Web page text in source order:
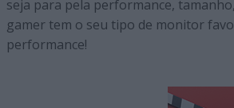
qualidade
com
seja para pela performance,
gamer tem o seu tipo de monitor
performance!